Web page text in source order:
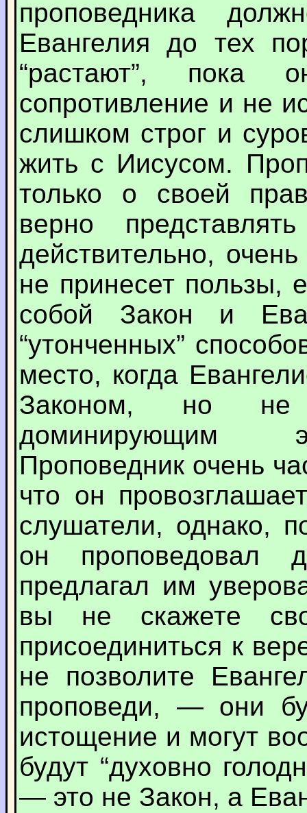
проповедника
Евангелия до тех
“растают”, пока
сопротивление и не
слишком строг и
жить с Иисусом.
только о своей
верно
действительно,
не принесет пользы,
собой Закон и
“утонченных”
место, когда
Законом, но не
доминирующим
Проповедник очень
что он
слушатели, однако,
он проповедовал
предлагал им
вы не скажете
присоединиться к
не позволите
проповеди, — они
истощение и могут
будут “духовно
— это не Закон, а